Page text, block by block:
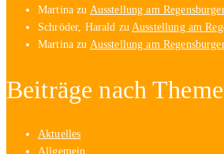
Martina zu Ausstellung am
Schröder, Harald zuAusstellung am
Martina zu Ausstellung am
Beiträge nach
Aktuelles
Allgemein